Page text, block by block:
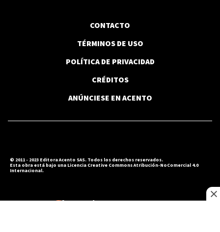
OPINIÓN
CONTACTO
TÉRMINOS DE USO
POLÍTICA DE PRIVACIDAD
CRÉDITOS
ANÚNCIESE EN ACENTO
© 2011 - 2023 Editora Acento SAS. Todos los derechos reservados.
Esta obra está bajo una Licencia Creative Commons Atribución-NoComercial 4.0
Internacional.